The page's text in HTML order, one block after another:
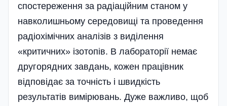
спостереження за радіаційним станом у
навколишньому середовищі та проведення
радіохімічних аналізів з виділення
«критичних» ізотопів. В лабораторії немає
другорядних завдань, кожен працівник
відповідає за точність і швидкість
результатів вимірювань. Дуже важливо, щоб